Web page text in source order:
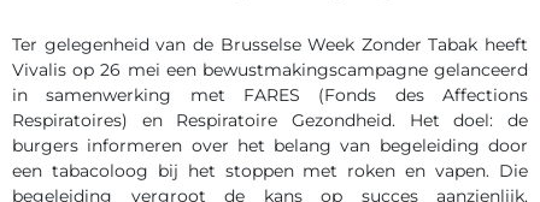
Ter gelegenheid van de Brusselse Week Zonder Tabak heeft
Vivalis op 26 mei een bewustmakingscampagne gelanceerd
in samenwerking met FARES (Fonds des Affections
Respiratoires) en Respiratoire Gezondheid. Het doel: de
burgers informeren over het belang van begeleiding door
een tabacoloog bij het stoppen met roken en vapen. Die
begeleiding vergroot de kans op succes aanzienlijk.